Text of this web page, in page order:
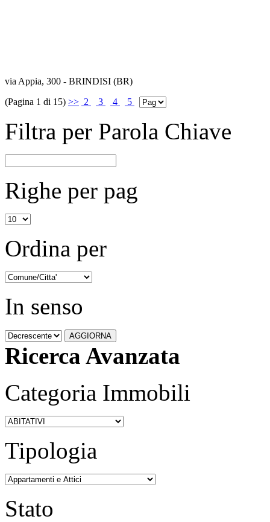
via Appia, 300 - BRINDISI (BR)
(Pagina 1 di 15) >> 2 3 4 5
Filtra per Parola Chiave
Righe per pag
Ordina per
In senso
Ricerca Avanzata
Categoria Immobili
Tipologia
Stato